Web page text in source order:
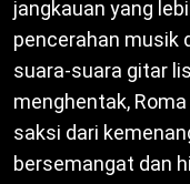
jangkauan yang
pencerahan musik
suara-suara gitar
menghentak,
saksi dari
bersemangat dan